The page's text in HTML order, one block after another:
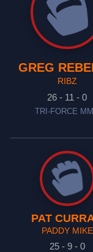
GREG
RIBZ
26 - 11 - 0
TRI-FORCE
PAT
PADDY MIKE
25 - 9 - 0